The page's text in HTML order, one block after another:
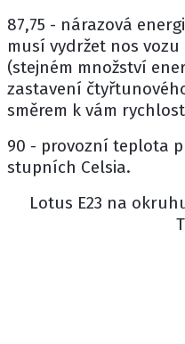
87,75 - nárazová
musí vydržet nos
(stejném množství
zastavení
směrem k vám
90 - provozní teplota
stupních Celsia.
Lotus E23 na